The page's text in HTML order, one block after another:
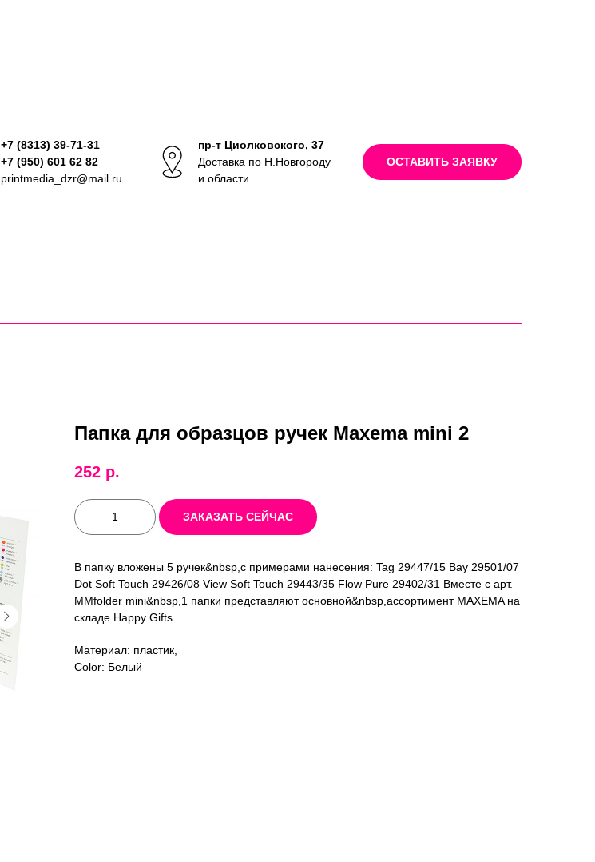
+7 (8313) 39-71-31
+7 (950) 601 62 82
printmedia_dzr@mail.ru
пр-т Циолковского, 37
Доставка по Н.Новгороду
и области
ОСТАВИТЬ ЗАЯВКУ
Папка для образцов ручек Maxema mini 2
252 р.
ЗАКАЗАТЬ СЕЙЧАС
В папку вложены 5 ручек&nbsp,с примерами нанесения: Tag 29447/15 Bay 29501/07
Dot Soft Touch 29426/08 View Soft Touch 29443/35 Flow Pure 29402/31 Вместе с арт.
MMfolder mini&nbsp,1 папки представляют основной&nbsp,ассортимент MAXEMA на
складе Happy Gifts.
Материал: пластик,
Color: Белый